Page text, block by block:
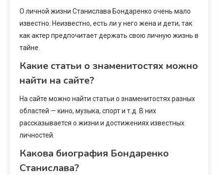
О личной жизни Станислава Бондаренко очень мало
известно. Неизвестно, есть ли у него жена и дети, так
как актер предпочитает держать свою личную жизнь в
тайне.
Какие статьи о знаменитостях можно
найти на сайте?
На сайте можно найти статьи о знаменитостях разных
областей — кино, музыка, спорт и т.д. В них
рассказывается о жизни и достижениях известных
личностей.
Какова биография Бондаренко
Станислава?